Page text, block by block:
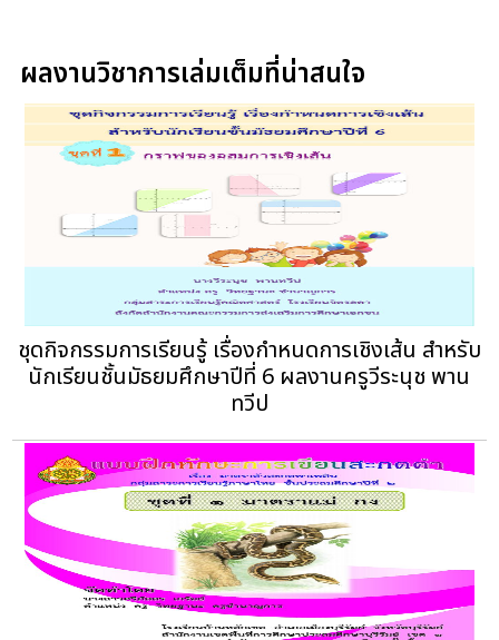
ผลงานวิชาการเล่มเต็มที่น่าสนใจ
ชุดกิจกรรมการเรียนรู้ เรื่องกำหนดการเชิงเส้น สำหรับ
นักเรียนชั้นมัธยมศึกษาปีที่ 6 ผลงานครูวีระนุช พาน
ทวีป